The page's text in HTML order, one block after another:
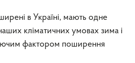
в Україні, мають одне
кліматичних умовах зима і
фактором поширення